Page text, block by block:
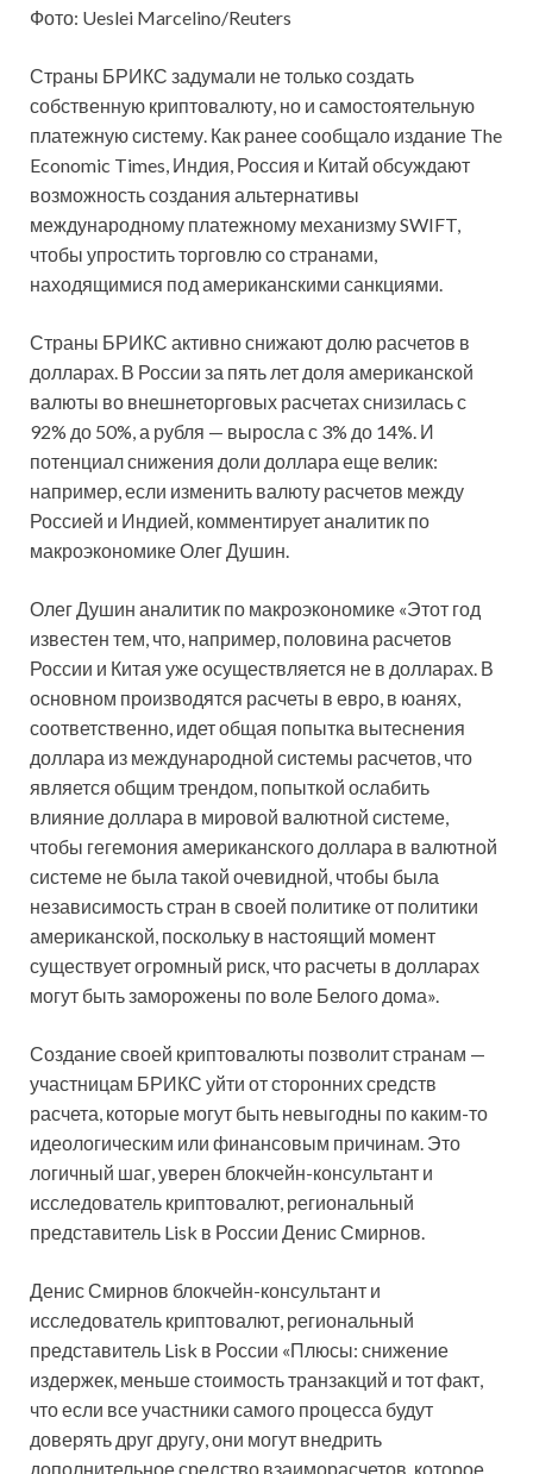
Фото: Ueslei Marcelino/Reuters
Страны БРИКС задумали не только создать
собственную криптовалюту, но и самостоятельную
платежную систему. Как ранее сообщало издание The
Economic Times, Индия, Россия и Китай обсуждают
возможность создания альтернативы
международному платежному механизму SWIFT,
чтобы упростить торговлю со странами,
находящимися под американскими санкциями.
Страны БРИКС активно снижают долю расчетов в
долларах. В России за пять лет доля американской
валюты во внешнеторговых расчетах снизилась с
92% до 50%, а рубля — выросла с 3% до 14%. И
потенциал снижения доли доллара еще велик:
например, если изменить валюту расчетов между
Россией и Индией, комментирует аналитик по
макроэкономике Олег Душин.
Олег Душин аналитик по макроэкономике «Этот год
известен тем, что, например, половина расчетов
России и Китая уже осуществляется не в долларах. В
основном производятся расчеты в евро, в юанях,
соответственно, идет общая попытка вытеснения
доллара из международной системы расчетов, что
является общим трендом, попыткой ослабить
влияние доллара в мировой валютной системе,
чтобы гегемония американского доллара в валютной
системе не была такой очевидной, чтобы была
независимость стран в своей политике от политики
американской, поскольку в настоящий момент
существует огромный риск, что расчеты в долларах
могут быть заморожены по воле Белого дома».
Создание своей криптовалюты позволит странам —
участницам БРИКС уйти от сторонних средств
расчета, которые могут быть невыгодны по каким-то
идеологическим или финансовым причинам. Это
логичный шаг, уверен блокчейн-консультант и
исследователь криптовалют, региональный
представитель Lisk в России Денис Смирнов.
Денис Смирнов блокчейн-консультант и
исследователь криптовалют, региональный
представитель Lisk в России «Плюсы: снижение
издержек, меньше стоимость транзакций и тот факт,
что если все участники самого процесса будут
доверять друг другу, они могут внедрить
дополнительное средство взаиморасчетов, которое